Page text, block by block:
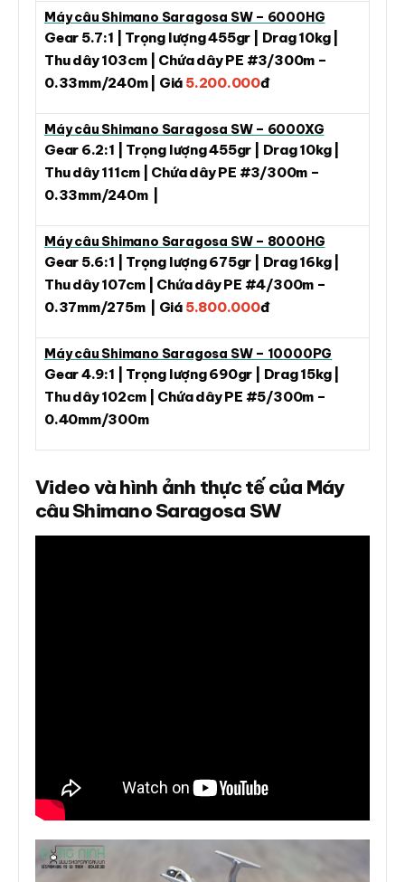
Máy câu Shimano Saragosa SW – 6000HG
Gear 5.7:1 | Trọng lượng 455gr | Drag 10kg |
Thu dây 103cm | Chứa dây PE #3/300m –
0.33mm/240m | Giá 5.200.000đ
Máy câu Shimano Saragosa SW – 6000XG
Gear 6.2:1 | Trọng lượng 455gr | Drag 10kg |
Thu dây 111cm | Chứa dây PE #3/300m –
0.33mm/240m |
Máy câu Shimano Saragosa SW – 8000HG
Gear 5.6:1 | Trọng lượng 675gr | Drag 16kg |
Thu dây 107cm | Chứa dây PE #4/300m –
0.37mm/275m | Giá 5.800.000đ
Máy câu Shimano Saragosa SW – 10000PG
Gear 4.9:1 | Trọng lượng 690gr | Drag 15kg |
Thu dây 102cm | Chứa dây PE #5/300m –
0.40mm/300m
Video và hình ảnh thực tế của Máy
câu Shimano Saragosa SW